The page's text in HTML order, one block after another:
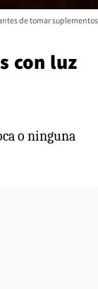
de tomar suplementos
con luz
o ninguna